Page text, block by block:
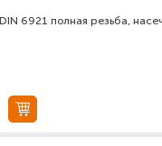
6921 полная резьба,